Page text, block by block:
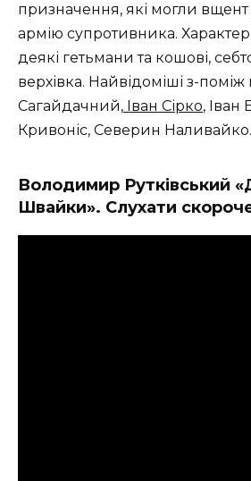
призначення, які могли вщент
армію супротивника.
деякі гетьмани та кошові,
верхівка. Найвідоміші з-
Сагайдачний, Іван Сірко, Іван
Кривоніс, Северин Наливайко.
Володимир Рутківський
Швайки». Слухати